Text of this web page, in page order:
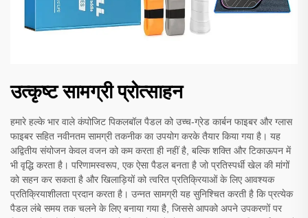
उत्कृष्ट सामग्री प्रोत्साहन
हमारे हल्के भार वाले कंपोजिट पिकलबॉल पैडल को उच्च-ग्रेड कार्बन फाइबर और ग्लास
फाइबर सहित नवीनतम सामग्री तकनीक का उपयोग करके तैयार किया गया है। यह
अद्वितीय संयोजन केवल वजन को कम करता ही नहीं है, बल्कि शक्ति और टिकाऊपन में
भी वृद्धि करता है। परिणामस्वरूप, एक ऐसा पैडल बनता है जो प्रतिस्पर्धी खेल की मांगों
को सहन कर सकता है और खिलाड़ियों को त्वरित प्रतिक्रियाओं के लिए आवश्यक
प्रतिक्रियाशीलता प्रदान करता है। उन्नत सामग्री यह सुनिश्चित करती है कि प्रत्येक
पैडल लंबे समय तक चलने के लिए बनाया गया है, जिससे आपको अपने उपकरणों पर